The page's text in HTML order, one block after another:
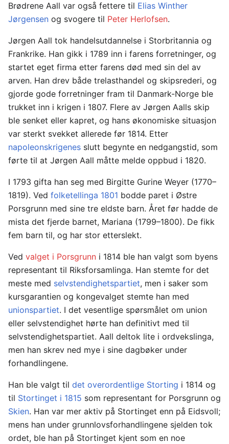
Brødrene Aall var også fettere til Elias Winther
Jørgensen og svogere til Peter Herlofsen.
Jørgen Aall tok handelsutdannelse i Storbritannia og
Frankrike. Han gikk i 1789 inn i farens forretninger, og
startet eget firma etter farens død med sin del av
arven. Han drev både trelasthandel og skipsrederi, og
gjorde gode forretninger fram til Danmark-Norge ble
trukket inn i krigen i 1807. Flere av Jørgen Aalls skip
ble senket eller kapret, og hans økonomiske situasjon
var sterkt svekket allerede før 1814. Etter
napoleonskrigenes slutt begynte en nedgangstid, som
førte til at Jørgen Aall måtte melde oppbud i 1820.
I 1793 gifta han seg med Birgitte Gurine Weyer (1770–
1819). Ved folketellinga 1801 bodde paret i Østre
Porsgrunn med sine tre eldste barn. Året før hadde de
mista det fjerde barnet, Mariana (1799–1800). De fikk
fem barn til, og har stor etterslekt.
Ved valget i Porsgrunn i 1814 ble han valgt som byens
representant til Riksforsamlinga. Han stemte for det
meste med selvstendighetspartiet, men i saker som
kursgarantien og kongevalget stemte han med
unionspartiet. I det vesentlige spørsmålet om union
eller selvstendighet hørte han definitivt med til
selvstendighetspartiet. Aall deltok lite i ordvekslinga,
men han skrev ned mye i sine dagbøker under
forhandlingene.
Han ble valgt til det overordentlige Storting i 1814 og
til Stortinget i 1815 som representant for Porsgrunn og
Skien. Han var mer aktiv på Stortinget enn på Eidsvoll;
mens han under grunnlovsforhandlingene sjelden tok
ordet, ble han på Stortinget kjent som en noe